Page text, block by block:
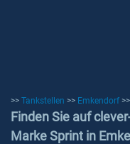
>> Tankstellen >> Emkendorf >>
Finden Sie auf
Marke Sprint in